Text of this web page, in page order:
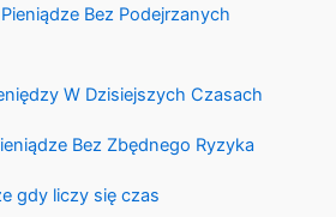
Bez Podejrzanych
W Dzisiejszych Czasach
Bez Zbędnego Ryzyka
gdy liczy się czas